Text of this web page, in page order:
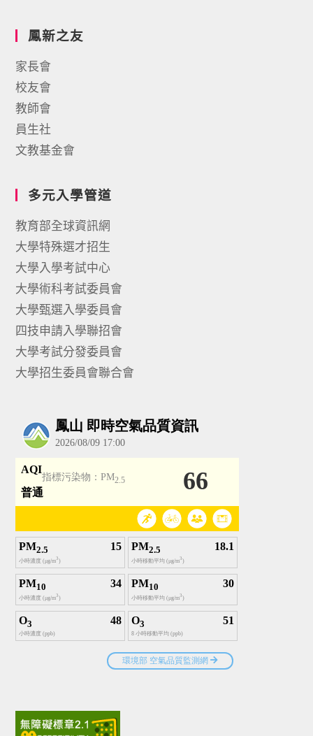
鳳新之友
家長會
校友會
教師會
員生社
文教基金會
多元入學管道
教育部全球資訊網
大學特殊選才招生
大學入學考試中心
大學術科考試委員會
大學甄選入學委員會
四技申請入學聯招會
大學考試分發委員會
大學招生委員會聯合會